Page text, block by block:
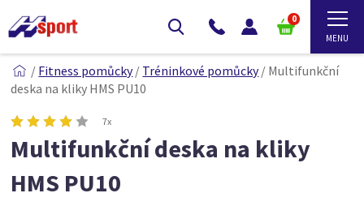
0
/ Fitness pomůcky/ Tréninkové pomůcky/ Multifunkční
deska na kliky HMS PU10
7x
Multifunkční deska na kliky
HMS PU10